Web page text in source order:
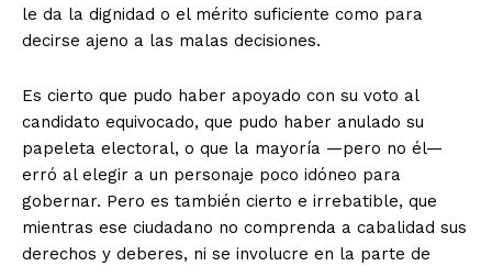
le da la dignidad o el mérito suficiente como para
decirse ajeno a las malas decisiones.
Es cierto que pudo haber apoyado con su voto al
candidato equivocado, que pudo haber anulado su
papeleta electoral, o que la mayoría —pero no él—
erró al elegir a un personaje poco idóneo para
gobernar. Pero es también cierto e irrebatible, que
mientras ese ciudadano no comprenda a cabalidad sus
derechos y deberes, ni se involucre en la parte de